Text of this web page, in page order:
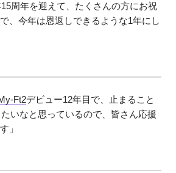
周年を迎えて、たくさんの方にお祝
、今年は恩返しできるような1年にし
Ft2デビュー12年目で、止まること
いなと思っているので、皆さん応援
」